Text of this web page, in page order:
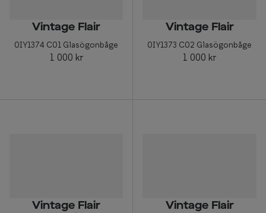
Oscar
Vintage Flair
0IY1374 C01 Glasögonbåge
1 000 kr
Vintage Flair
0IY1373 C02 Glasögonbåge
1 000 kr
Vintage Flair Vintage Flair